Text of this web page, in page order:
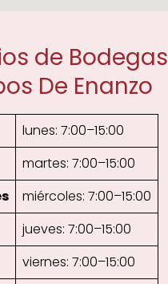
de Bodegas
De Enanzo
lunes: 7:00–15:00
martes: 7:00–15:00
miércoles: 7:00–15:00
jueves: 7:00–15:00
viernes: 7:00–15:00